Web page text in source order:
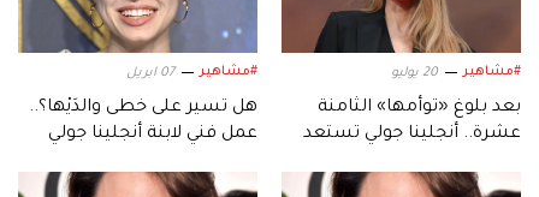
#مشاهير 20 يوليو
بعد بلوغ «توأمها» الثامنة
عشرة.. أنجلينا جولي تستعد
#مشاهير 07 ابريل
هل تسير على خطى والدَيْها؟..
عمل فني لابنة أنجلينا جولي